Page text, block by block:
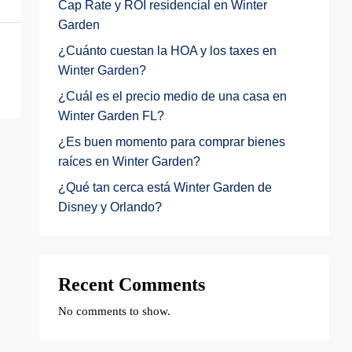
Cap Rate y ROI residencial en Winter
Garden
¿Cuánto cuestan la HOA y los taxes en
Winter Garden?
¿Cuál es el precio medio de una casa en
Winter Garden FL?
¿Es buen momento para comprar bienes
raíces en Winter Garden?
¿Qué tan cerca está Winter Garden de
Disney y Orlando?
Recent Comments
No comments to show.